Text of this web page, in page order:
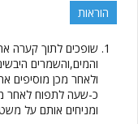
הוראות
והמים,והשמרים
ולאחר מכן מוסיפים
כ-שעה לתפוח לאחר
ומניחים אותם על